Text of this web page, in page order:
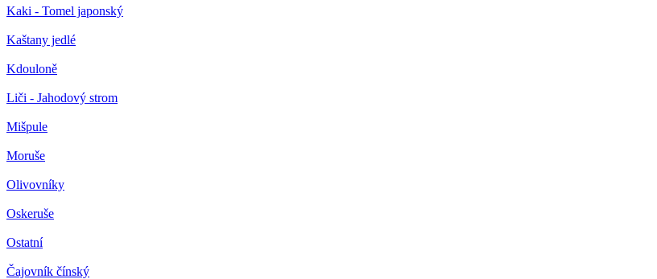
Kaki - Tomel japonský
Kaštany jedlé
Kdouloně
Liči - Jahodový strom
Mišpule
Moruše
Olivovníky
Oskeruše
Ostatní
Čajovník čínský